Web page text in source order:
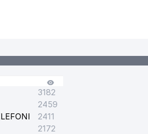
3182
2459
2411
2172